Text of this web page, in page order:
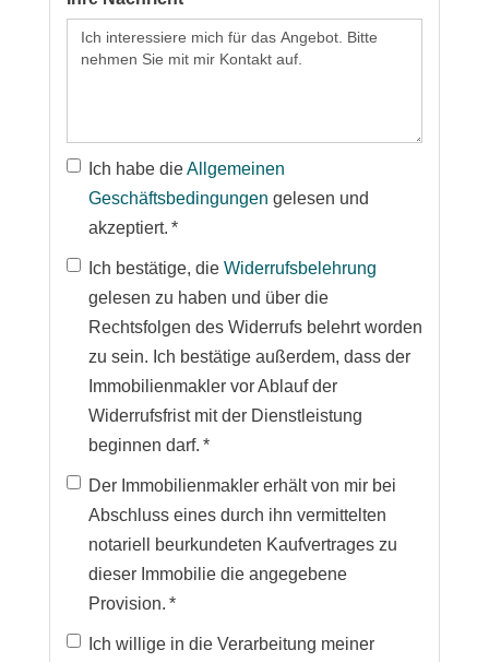
Ich habe dieAllgemeinen
Geschäftsbedingungen gelesen und
akzeptiert. *
Ich bestätige, die Widerrufsbelehrung
gelesen zu haben und über die
Rechtsfolgen des Widerrufs belehrt worden
zu sein. Ich bestätige außerdem, dass der
Immobilienmakler vor Ablauf der
Widerrufsfrist mit der Dienstleistung
beginnen darf. *
Der Immobilienmakler erhält von mir bei
Abschluss eines durch ihn vermittelten
notariell beurkundeten Kaufvertrages zu
dieser Immobilie die angegebene
Provision. *
Ich willige in die Verarbeitung meiner